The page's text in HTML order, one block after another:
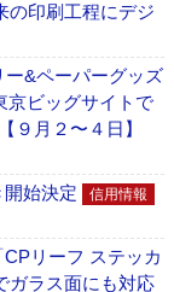
印刷工程にデジ
&ペーパーグッズ
京ビッグサイトで
９月２〜４日】
始決定 信用情報
リーフ ステッカ
ラス面にも対応